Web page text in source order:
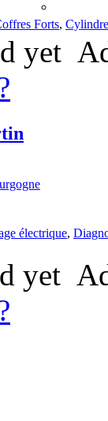
Forts, Cylindre
yet
électrique,
yet